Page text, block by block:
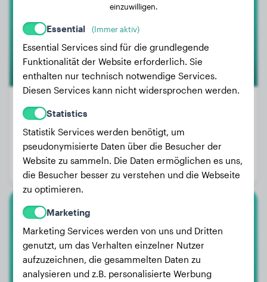
Gewicht:
Alter:
4 Jahre, 8 Monate
Geschlecht:
Hündinn
American Staffordshire Terrier
Zeus
einzuwilligen.
Essential (Immer aktiv)
Essential Services sind für die grundlegende
Funktionalität der Website erforderlich. Sie
enthalten nur technisch notwendige Services.
Diesen Services kann nicht widersprochen werden.
Statistics
Statistik Services werden benötigt, um
pseudonymisierte Daten über die Besucher der
Website zu sammeln. Die Daten ermöglichen es uns,
die Besucher besser zu verstehen und die Webseite
zu optimieren.
Marketing
Marketing Services werden von uns und Dritten
genutzt, um das Verhalten einzelner Nutzer
aufzuzeichnen, die gesammelten Daten zu
analysieren und z.B. personalisierte Werbung